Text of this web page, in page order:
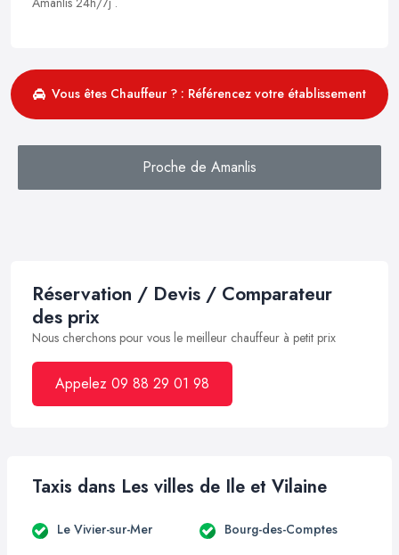
Vous êtes Chauffeur ? : Référencez votre établissement
Proche de Amanlis
Réservation / Devis / Comparateur
des prix
Nous cherchons pour vous le meilleur chauffeur à petit prix
Appelez 09 88 29 01 98
Taxis dans Les villes de Ile et Vilaine
Le Vivier-sur-Mer Bourg-des-Comptes